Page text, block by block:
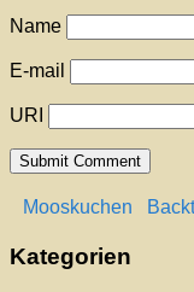
Name
E-mail
URI
Mooskuchen
Kategorien